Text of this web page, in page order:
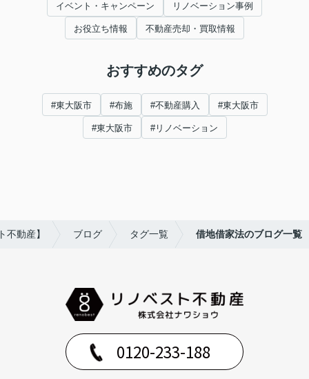
イベント・キャンペーン リノベーション事例
お役立ち情報 不動産売却・買取情報
おすすめのタグ
#東大阪市 #布施 #不動産購入 #東大阪市
#東大阪市 #リノベーション
動産】 ブログ タグ一覧 借地借家法のブログ一覧
0120-233-188